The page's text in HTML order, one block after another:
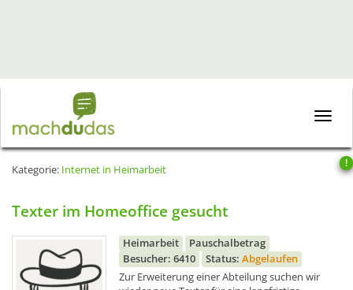
Toggle
!
Kategorie: Internet in Heimarbeit
Texter im Homeoffice gesucht
Heimarbeit
Pauschalbetrag
Besucher: 6410
Status: Abgelaufen
Zur Erweiterung einer Abteilung suchen wir